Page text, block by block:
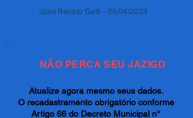
Joao Renato Gatti - 09/04/2023
NÃO PERCA SEU JAZIGO
Atualize agora mesmo seus dados.
O recadastramento obrigatório conforme
Artigo 66 do Decreto Municipal n°